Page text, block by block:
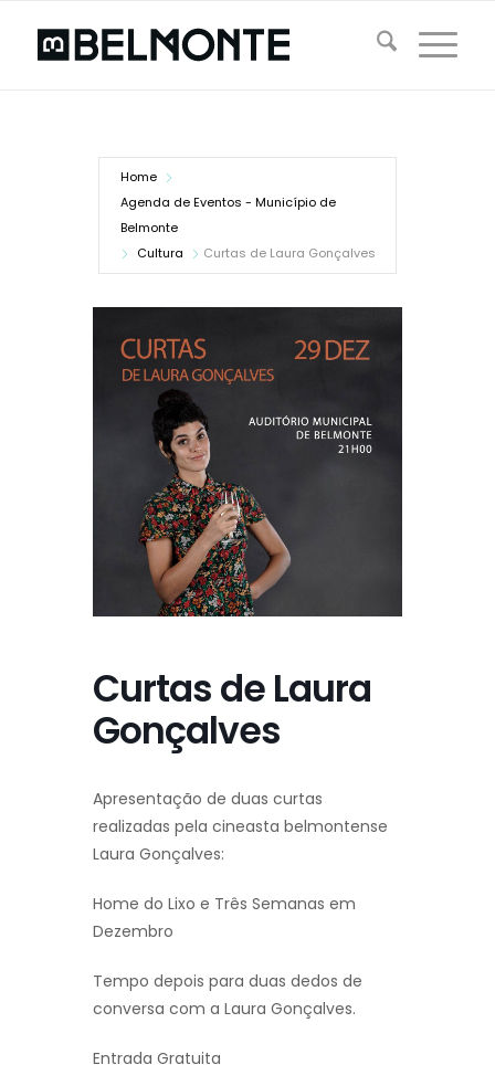
Home
Agenda de Eventos - Município de
Belmonte
Cultura
Curtas de Laura Gonçalves
Curtas de Laura
Gonçalves
Apresentação de duas curtas
realizadas pela cineasta belmontense
Laura Gonçalves:
Home do Lixo e Três Semanas em
Dezembro
Tempo depois para duas dedos de
conversa com a Laura Gonçalves.
Entrada Gratuita